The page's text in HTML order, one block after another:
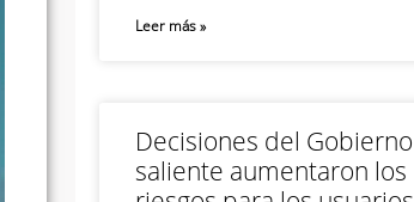
Leer más »
Decisiones del Gobierno
saliente aumentaron los